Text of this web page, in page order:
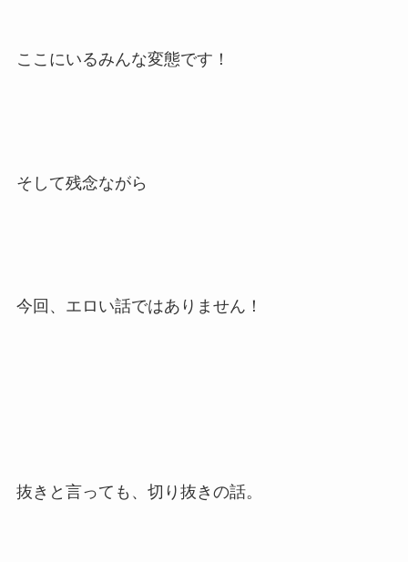
ここにいるみんな変態です！
そして残念ながら
今回、エロい話ではありません！
抜きと言っても、切り抜きの話。